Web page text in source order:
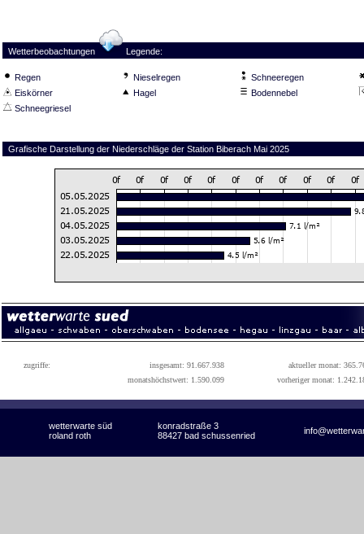
Wetterbeobachtungen Legende:
Regen Nieselregen
Schneeregen
Eiskörner
Hagel
Bodennebel
Schneegriesel
Grafische Darstellung der Niederschläge der Station Biberach Mai 2025
zugriffe: insgesamt: 91.667.938
aktueller monat:
monatshöchstwert: 1.590.099
vorheriger monat:
wetterwarte süd konradstraße 3
roland roth 88427 bad schussenried